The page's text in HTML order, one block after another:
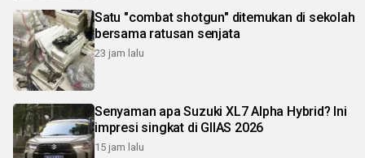
Satu "combat shotgun" ditemukan di sekolah
bersama ratusan senjata
23 jam lalu
Senyaman apa Suzuki XL7 Alpha Hybrid? Ini
impresi singkat di GIIAS 2026
15 jam lalu